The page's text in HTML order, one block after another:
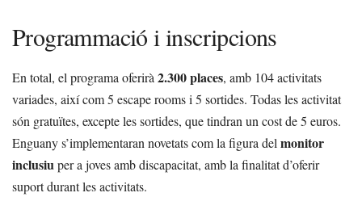
Programmació i inscripcions
En total, el programa oferirà 2.300 places, amb 104 activitats
variades, així com 5 escape rooms i 5 sortides. Todas les activitat
són gratuïtes, excepte les sortides, que tindran un cost de 5 euros.
Enguany s’implementaran novetats com la figura del monitor
inclusiuper a joves amb discapacitat, amb la finalitat d’oferir
suport durant les activitats.